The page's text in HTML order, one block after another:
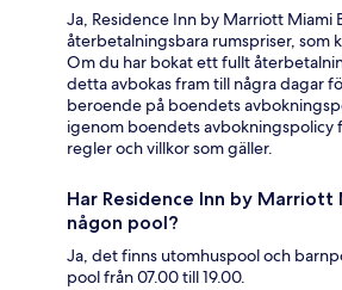
Ja, Residence Inn by Marriott Miami
återbetalningsbara rumspriser, som
Om du har bokat ett fullt
detta avbokas fram till några dagar
beroende på boendets
igenom boendets avbokningspolicy
regler och villkor som gäller.
Har Residence Inn by Marriott
någon pool?
Ja, det finns utomhuspool och
pool från 07.00 till 19.00.